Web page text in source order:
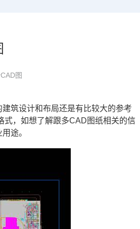
图
筑设计和布局还是有比较大的参考
式，如想了解跟多CAD 图纸相关的信
途。